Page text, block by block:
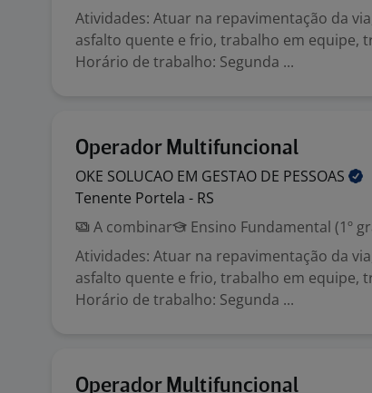
Atividades: Atuar na repavimentação da
asfalto quente e frio, trabalho em equipe,
Horário de trabalho: Segunda ...
Operador Multifuncional
OKE SOLUCAO EM GESTAO DE PESSOAS
Tenente Portela - RS
A combinar
Ensino Fundamental (1º
Atividades: Atuar na repavimentação da
asfalto quente e frio, trabalho em equipe,
Horário de trabalho: Segunda ...
Operador Multifuncional